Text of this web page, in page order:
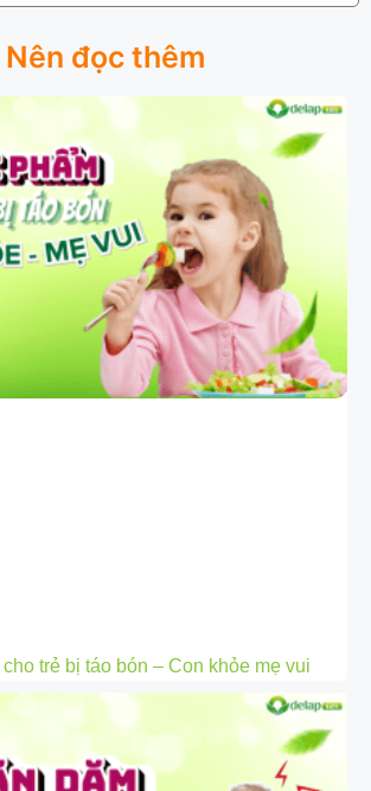
Nên đọc thêm
trẻ bị táo bón – Con khỏe mẹ vui